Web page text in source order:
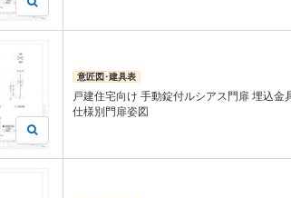
意匠図･建具表
戸建住宅向け 手動錠付ルシアス門扉 埋込金
仕様別門扉姿図